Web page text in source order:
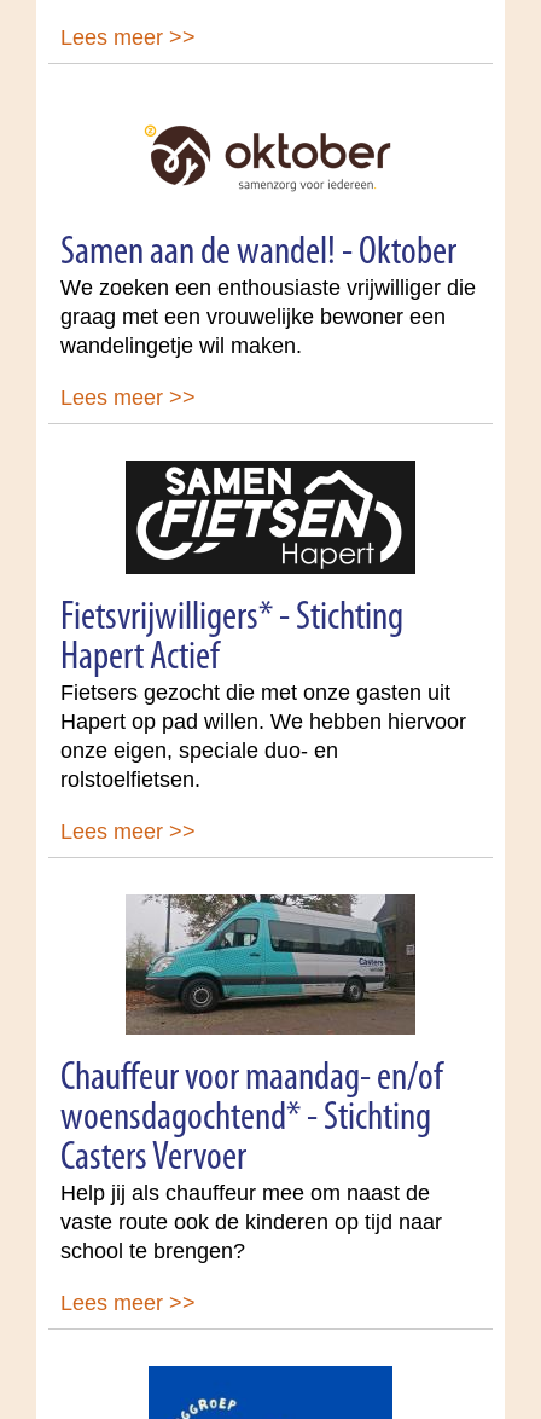
Lees meer >>
Samen aan de wandel! - Oktober
We zoeken een enthousiaste vrijwilliger die
graag met een vrouwelijke bewoner een
wandelingetje wil maken.
Lees meer >>
Fietsvrijwilligers* - Stichting
Hapert Actief
Fietsers gezocht die met onze gasten uit
Hapert op pad willen. We hebben hiervoor
onze eigen, speciale duo- en
rolstoelfietsen.
Lees meer >>
Chauffeur voor maandag- en/of
woensdagochtend* - Stichting
Casters Vervoer
Help jij als chauffeur mee om naast de
vaste route ook de kinderen op tijd naar
school te brengen?
Lees meer >>